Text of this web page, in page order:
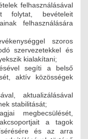
felhasználásával
folytat, bevételeit
felhasználására
szoros
szervezetekkel és
kialakítani;
segíti a belső
aktív közösségek
aktualizálásával
stabilitását;
megbecsülését,
a tagok
és az arra